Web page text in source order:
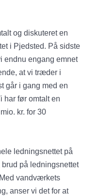
og diskuteret en
i Pjedsted. På sidste
endnu engang emnet
at vi træder i
går i gang med en
har før omtalt en
kr. for 30
ledningsnettet på
på ledningsnettet
vandværkets
anser vi det for at